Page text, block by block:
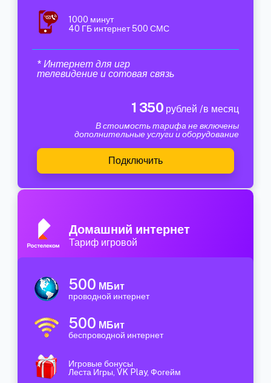
1000 минут
40 ГБ интернет 500 СМС
* Интернет для игр
телевидение и сотовая связь
1 350 рублей /в месяц
В стоимость тарифа не включены
дополнительные услуги и оборудование
Подключить
Домашний интернет
Тариф игровой
500 МБит
проводной интернет
500 МБит
беспроводной интернет
Игровые бонусы
Леста Игры, VK Play, Фогейм